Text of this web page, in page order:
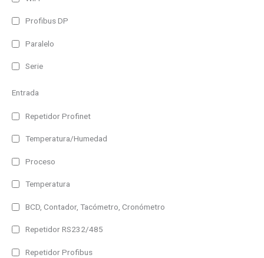
Profibus DP
Paralelo
Serie
Entrada
Repetidor Profinet
Temperatura/Humedad
Proceso
Temperatura
BCD, Contador, Tacómetro, Cronómetro
Repetidor RS232/485
Repetidor Profibus